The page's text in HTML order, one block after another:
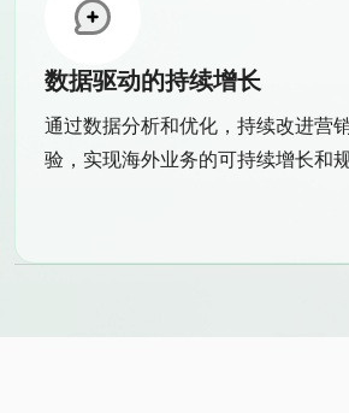
数据驱动的持续增长
通过数据分析和优化，持续改进营
验，实现海外业务的可持续增长和